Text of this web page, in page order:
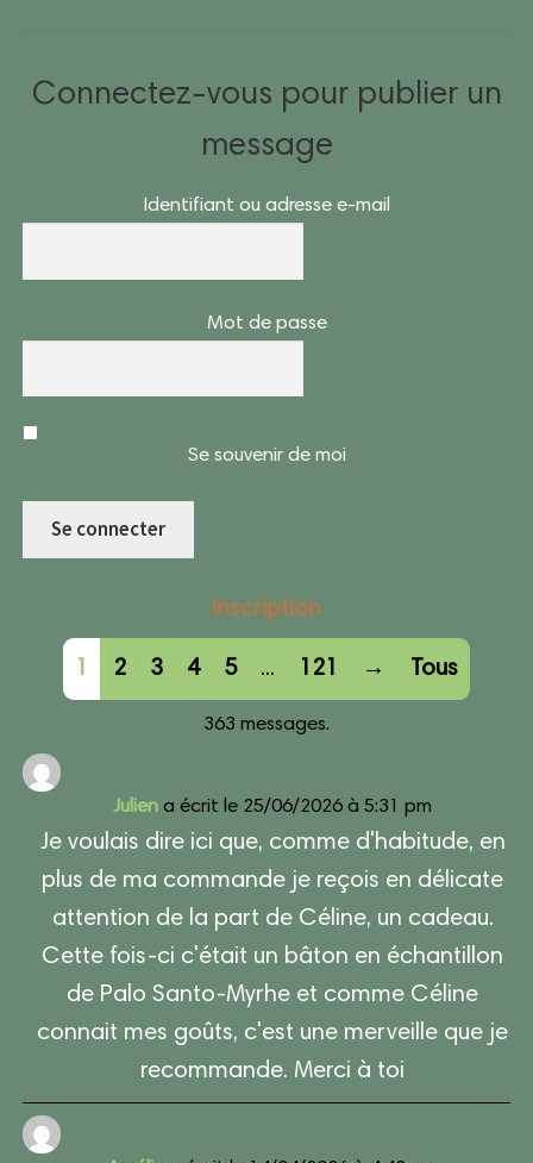
Connectez-vous pour publier un
message
Identifiant ou adresse e-mail
Mot de passe
Se souvenir de moi
Inscription
Navigation
dans
1 2 3 4 5 ... 121 → Tous
363 messages.
Julien a écrit le 25/06/2026 à 5:31 pm
Je voulais dire ici que, comme d'habitude, en
plus de ma commande je reçois en délicate
attention de la part de Céline, un cadeau.
Cette fois-ci c'était un bâton en échantillon
de Palo Santo-Myrhe et comme Céline
connait mes goûts, c'est une merveille que je
recommande. Merci à toi